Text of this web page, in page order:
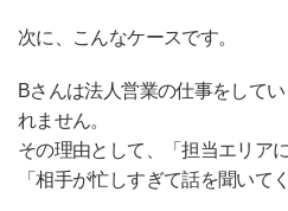
次に、こんなケースです。
Bさんは法人営業の仕事をして
れません。
その理由として、「担当エリア
「相手が忙しすぎて話を聞いて